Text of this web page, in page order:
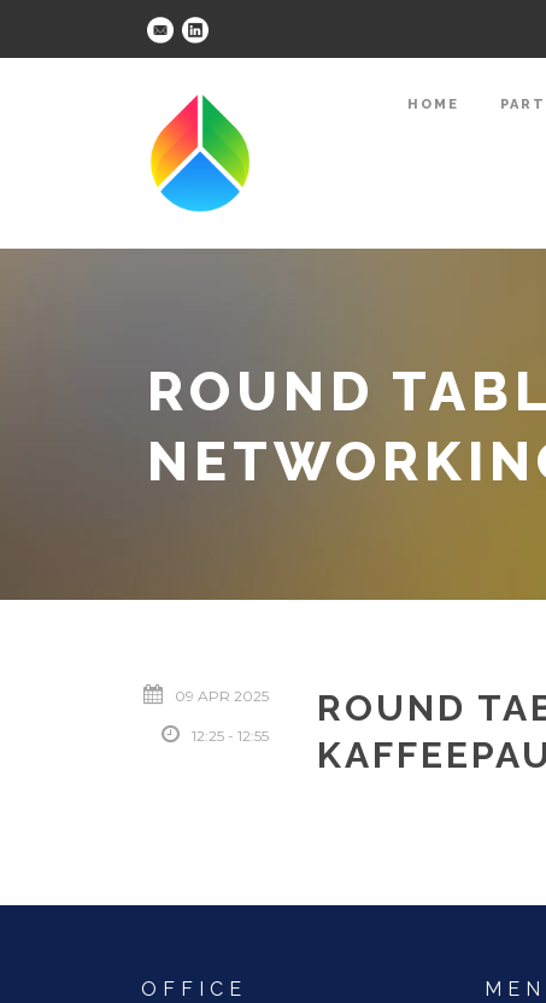
HOME
ROUND
09 APR 2025
12:25 - 12:55
ROUND
OFFICE